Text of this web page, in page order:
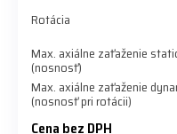
Rotácia
Max. axiálne zaťaženie
(nosnosť)
Max. axiálne zaťaženie
(nosnosť pri rotácii)
Cena bez DPH